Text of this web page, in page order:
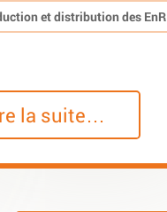
et distribution des EnR
la suite…